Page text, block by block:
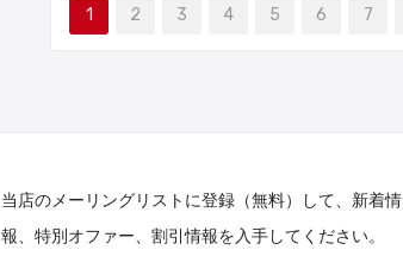
1 2 3 4 5 6 7
当店のメーリングリストに登録（無料）して、新着情
報、特別オファー、割引情報を入手してください。